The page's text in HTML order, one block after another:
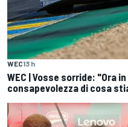
WEC13 h
WEC | Vosse sorride: "Ora in
consapevolezza di cosa